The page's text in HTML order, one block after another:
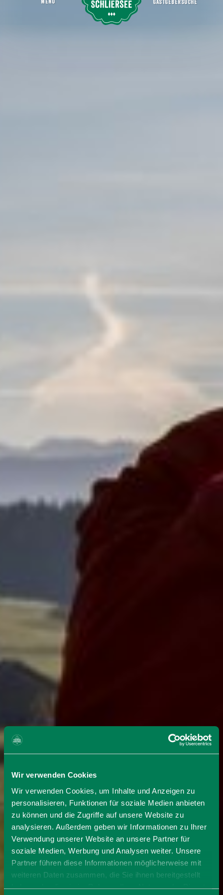
Wir verwenden Cookies
Wir verwenden Cookies, um Inhalte und Anzeigen zu
personalisieren, Funktionen für soziale Medien anbieten
zu können und die Zugriffe auf unsere Website zu
analysieren. Außerdem geben wir Informationen zu Ihrer
Verwendung unserer Website an unsere Partner für
soziale Medien, Werbung und Analysen weiter. Unsere
Partner führen diese Informationen möglicherweise mit
weiteren Daten zusammen, die Sie ihnen bereitgestellt
haben oder die sie im Rahmen Ihrer Nutzung der Dienste
Golfplatz Waakirchen Tegernsee
MENU GASTGEBERSUCHE